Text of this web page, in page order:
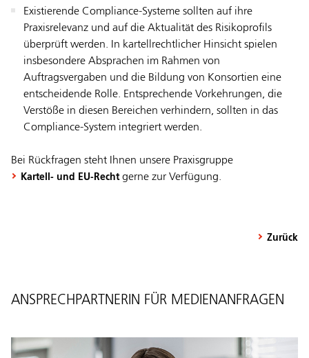
Existierende Compliance-Systeme sollten auf ihre
Praxisrelevanz und auf die Aktualität des Risikoprofils
überprüft werden. In kartellrechtlicher Hinsicht spielen
insbesondere Absprachen im Rahmen von
Auftragsvergaben und die Bildung von Konsortien eine
entscheidende Rolle. Entsprechende Vorkehrungen, die
Verstöße in diesen Bereichen verhindern, sollten in das
Compliance-System integriert werden.
Bei Rückfragen steht Ihnen unsere Praxisgruppe
Kartell- und EU-Recht gerne zur Verfügung.
Zurück
ANSPRECHPARTNERIN FÜR MEDIENANFRAGEN